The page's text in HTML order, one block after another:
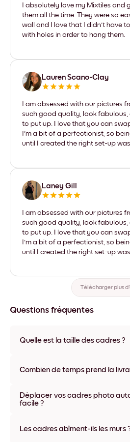
I absolutely love my Mixtiles and
them all the time. They were so
wall and I love that I didn't have
with holes in order to hang them.
Lauren Scano-Clay
I am obsessed with our pictures
such good quality, look fabulous,
to put up. I love that you can
I'm a bit of a perfectionist, so
until I created the right set-up
Laney Gill
I am obsessed with our pictures
such good quality, look fabulous,
to put up. I love that you can
I'm a bit of a perfectionist, so
until I created the right set-up
Télécharger plus
Questions fréquentes
Quelle est la taille des cadres ?
Plusieurs matériaux et coloris
Combien de temps prend la
généralement une semaine.
certains pays. Un numéro de suivi
Déplacer vos cadres photo
facile ?
l'infini, sans abîmer vos murs.
Les cadres abîment-ils les murs